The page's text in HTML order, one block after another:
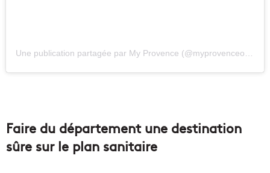
Une publication partagée par My Provence (@myprovenceofficiel)
Faire du département une destination
sûre sur le plan sanitaire